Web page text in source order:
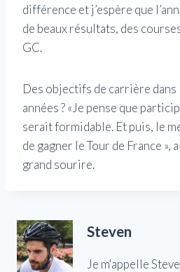
différence et j’espère que
de beaux résultats, des
GC.
Des objectifs de carrière dans
années ? «Je pense que
serait formidable. Et puis, le
de gagner le Tour de France »,
grand sourire.
Steven
Je m'appelle